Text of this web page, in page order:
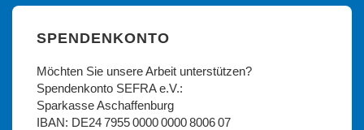
SPENDENKONTO
Möchten Sie unsere Arbeit unterstützen?
Spendenkonto SEFRA e.V.:
Sparkasse Aschaffenburg
IBAN: DE24 7955 0000 0000 8006 07